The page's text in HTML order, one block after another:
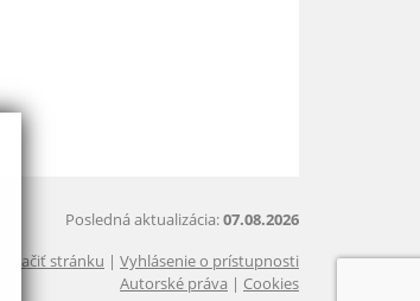
Posledná aktualizácia:07.08.2026
Vytlačiť stránku | Vyhlásenie o prístupnosti
Autorské práva | Cookies